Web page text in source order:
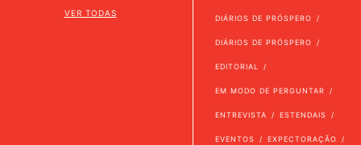
VER TODAS
DIÁRIOS DE PRÓSPERO
DIÁRIOS DE PRÓSPERO
EDITORIAL
EM MODO DE PERGUNTAR
ENTREVISTA ESTENDAIS
EVENTOS EXPECTORAÇÃO